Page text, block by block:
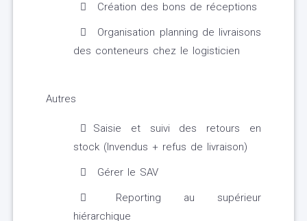
Création des bons de réceptions
Organisation planning de livraisons
des conteneurs chez le logisticien
Autres
Saisie et suivi des retours en
stock (Invendus + refus de livraison)
Gérer le SAV
Reporting au supérieur
hiérarchique